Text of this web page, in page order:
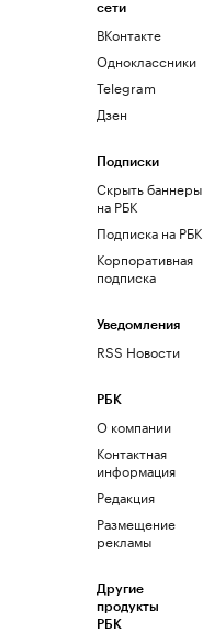
сети
ВКонтакте
Одноклассники
Telegram
Дзен
Подписки
Скрыть баннеры
на РБК
Подписка на РБК
Корпоративная
подписка
Уведомления
RSS Новости
РБК
О компании
Контактная
информация
Редакция
Размещение
рекламы
Другие
продукты
РБК